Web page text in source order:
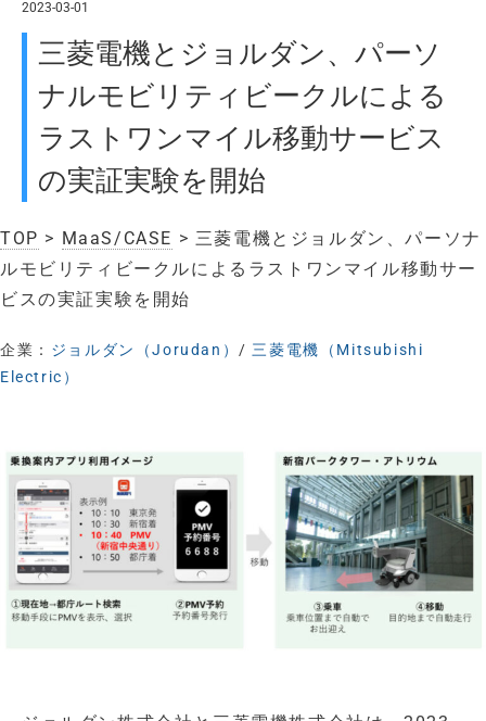
2023-03-01
三菱電機とジョルダン、パーソ
ナルモビリティビークルによる
ラストワンマイル移動サービス
の実証実験を開始
TOP > MaaS/CASE > 三菱電機とジョルダン、パーソナ
ルモビリティビークルによるラストワンマイル移動サー
ビスの実証実験を開始
企業： ジョルダン（Jorudan）/三菱電機（Mitsubishi
Electric）